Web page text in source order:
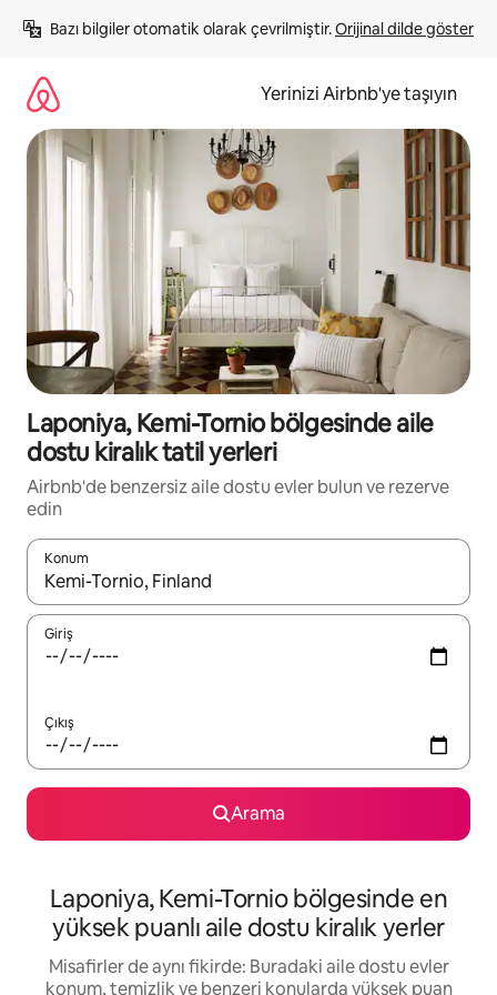
atla
Bazı bilgiler otomatik olarak çevrilmiştir. Orijinal dilde göster
Yerinizi Airbnb'ye taşıyın
Laponiya, Kemi-Tornio bölgesinde aile
dostu kiralık tatil yerleri
Airbnb'de benzersiz aile dostu evler bulun ve rezerve
edin
Konum
Sonuçlar kullanılabilir olduğunda yukarı ve aşağı oklarıyla
Giriş
Çıkış
Arama
Laponiya, Kemi-Tornio bölgesinde en
yüksek puanlı aile dostu kiralık yerler
Misafirler de aynı fikirde: Buradaki aile dostu evler
konum, temizlik ve benzeri konularda yüksek puan